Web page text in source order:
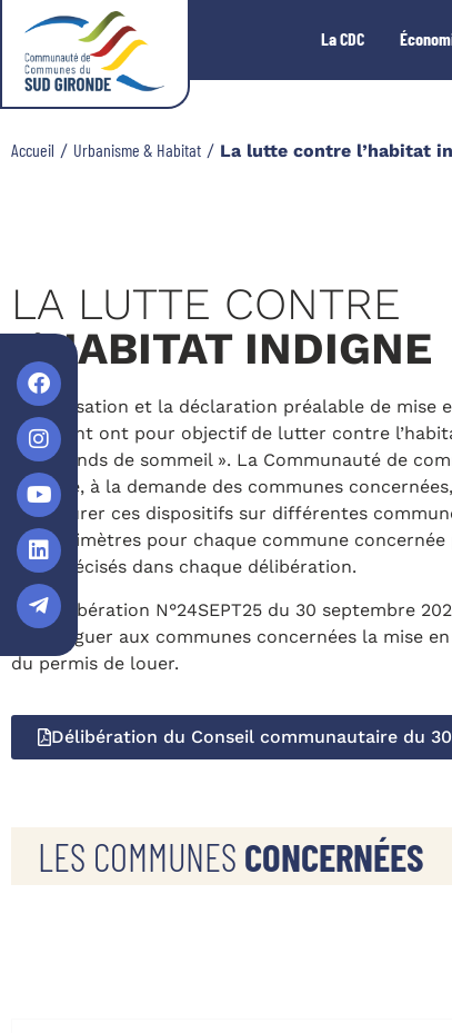
La CDC
Accueil / Urbanisme & Habitat / La lutte contre l’habitat
LA LUTTE CONTRE
L’HABITAT INDIGNE
L’autorisation et la déclaration préalable de mise
logement ont pour objectif de lutter contre
marchands de sommeil ». La Communauté de
Gironde, à la demande des communes
d’instaurer ces dispositifs sur différentes
Les périmètres pour chaque commune
sont précisés dans chaque délibération.
Par délibération N°24SEPT25 du 30 septembre
de déléguer aux communes concernées la mise
du permis de louer.
Délibération du Conseil communautaire du
LES COMMUNES CONCERNÉES